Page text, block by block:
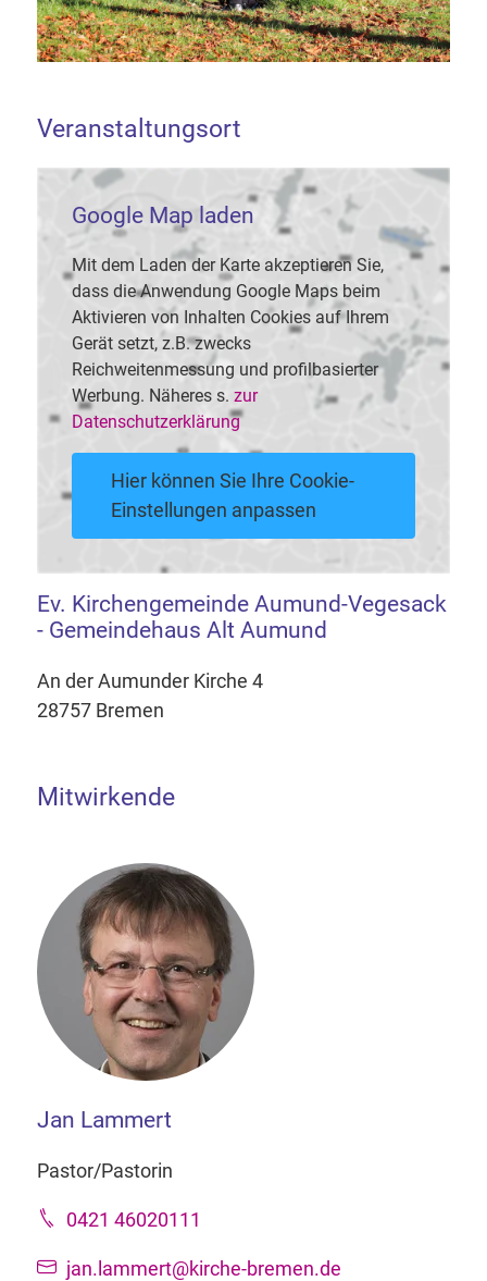
Veranstaltungsort
Google Map laden
Mit dem Laden der Karte akzeptieren Sie,
dass die Anwendung Google Maps beim
Aktivieren von Inhalten Cookies auf Ihrem
Gerät setzt, z.B. zwecks
Reichweitenmessung und profilbasierter
Werbung. Näheres s. zur
Datenschutzerklärung
Hier können Sie Ihre Cookie-
Einstellungen anpassen
Ev. Kirchengemeinde Aumund-Vegesack
- Gemeindehaus Alt Aumund
An der Aumunder Kirche 4
28757 Bremen
Mitwirkende
Jan Lammert
Pastor/Pastorin
0421 46020111
jan.lammert@kirche-bremen.de